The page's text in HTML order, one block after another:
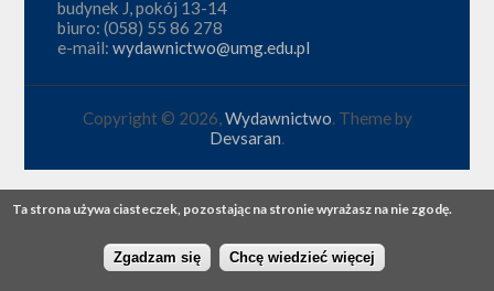
budynek J, pokój 13-14
biuro: (058) 55 86 278
e-mail:wydawnictwo@umg.edu.pl
Copyright © 2026,Wydawnictwo. Theme by
Devsaran.
Ta strona używa ciasteczek, pozostając na stronie wyrażasz na nie zgodę.
Zgadzam się Chcę wiedzieć więcej